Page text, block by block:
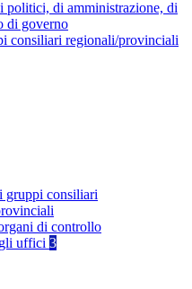
politici, di amministrazione, di
di governo
consiliari regionali/provinciali
gruppi consiliari
di controllo
uffici 3